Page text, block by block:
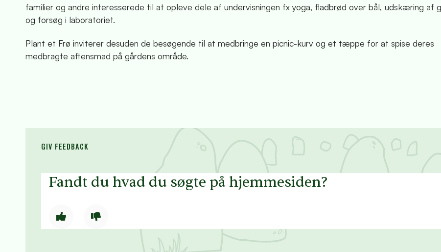
familier og andre interesserede til at opleve dele af undervisningen fx yoga, fladbrød over bål, udskæring af
og forsøg i laboratoriet.
Plant et Frø inviterer desuden de besøgende til at medbringe en picnic-kurv og et tæppe for at spise deres
medbragte aftensmad på gårdens område.
GIV FEEDBACK
Fandt du hvad du søgte på hjemmesiden?